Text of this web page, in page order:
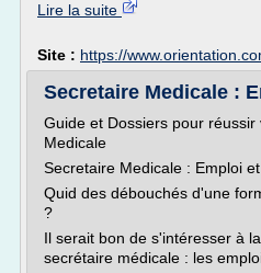
Lire la suite
Site : https://
Secretaire Medicale :
Guide et Dossiers pour
Medicale
Secretaire Medicale : Emploi
Quid des débouchés d'une
?
Il serait bon de s'intéresser à
secrétaire médicale : les